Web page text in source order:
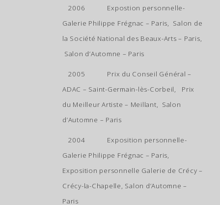
2006 Expostion personnelle-
Galerie Philippe Frégnac – Paris, Salon de
la Société National des Beaux-Arts – Paris,
Salon d’Automne – Paris
2005 Prix du Conseil Général –
ADAC – Saint-Germain-lès-Corbeil, Prix
du Meilleur Artiste – Meillant, Salon
d’Automne – Paris
2004 Exposition personnelle-
Galerie Philippe Frégnac – Paris,
Exposition personnelle Galerie de Crécy –
Crécy-la-Chapelle, Salon d’Automne –
Paris